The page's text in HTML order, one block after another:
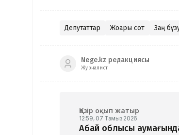
Депутаттар Жоғарғы сот Заң
Nege.kz редакциясы
Журналист
Қазір оқып жатыр
12:59, 07 Тамыз 2026
Абай облысы